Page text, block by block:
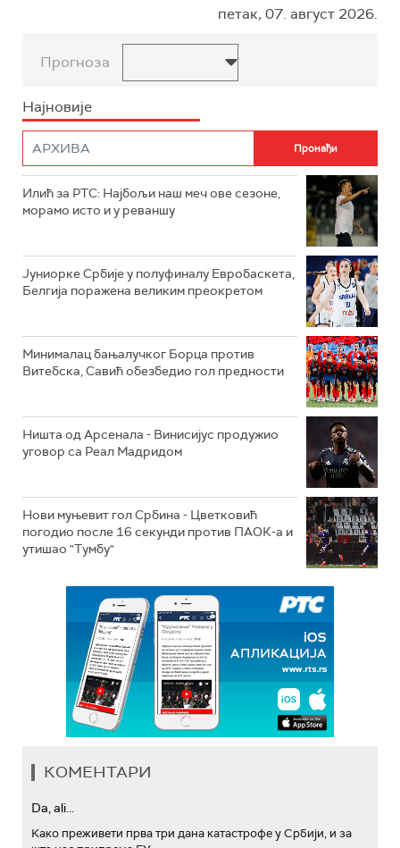
петак, 07. август 2026.
Прогноза
Најновије
Илић за РТС: Најбољи наш меч ове сезоне,
морамо исто и у реваншу
Јуниорке Србије у полуфиналу Евробаскета,
Белгија поражена великим преокретом
Минималац бањалучког Борца против
Витебска, Савић обезбедио гол предности
Ништа од Арсенала - Винисијус продужио
уговор са Реал Мадридом
Нови муњевит гол Србина - Цветковић
погодио после 16 секунди против ПАОК-а и
утишао "Тумбу"
КОМЕНТАРИ
Da, ali...
Како преживети прва три дана катастрофе у Србији, и за